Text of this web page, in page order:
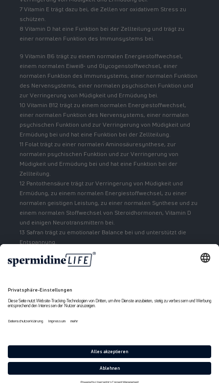
7 Vitamin E trägt dazu bei, die Zellen vor oxidativem Stress zu
schützen.
8 Vitamin D hat eine Funktion bei der Zellteilung und trägt zu
einer normalen Funktion des Immunsystems bei.
9 Vitamin B6 trägt zu einem normalen Energiestoffwechsel,
einem normalen Eiweiß- und Glycogenstoffwechsel, einer
normalen Funktion des Immunsystems, einer normalen Funktion
des Nervensystems, einer normalen psychischen Funktion und
zur Verringerung von Müdigkeit und Ermüdung bei.
10 Vitamin B12 trägt zu einem normalen Energiestoffwechsel,
einer normalen Funktion des Nervensystems, einer normalen
psychischen Funktion und zur Verringerung von Müdigkeit und
Ermüdung bei und hat eine Funktion bei der Zellteilung.
11 Folat trägt zu einer normalen Aminosäuresynthese, zur
normalen psychischen Funktion und zur Verringerung von
Müdigkeit und Ermüdung bei und hat eine Funktion bei der
Zellteilung.
12 Pantothensäure trägt zur Verringerung von Müdigkeit und
Ermüdung, zu einem normalen Energiestoffwechsel, zu einer
normalen geistigen Leistung, zu einer normalen Synthese und zu
einem normalen Stoffwechsel von Steroidhormonen, Vitamin D
und einigen Neurotransmittern bei.
13 Safran trägt zu emotionaler Balance bei und unterstützt die
Entspannung.